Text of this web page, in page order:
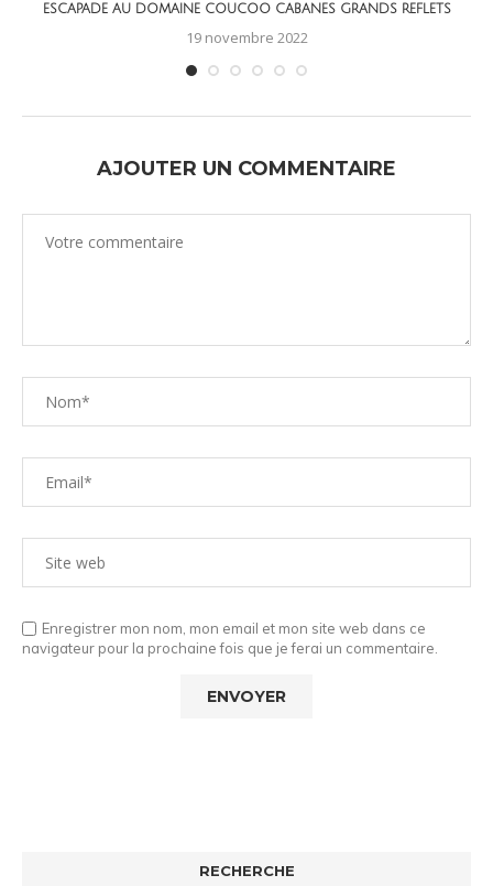
ESCAPADE AU DOMAINE COUCOO CABANES GRANDS REFLETS
19 novembre 2022
AJOUTER UN COMMENTAIRE
Enregistrer mon nom, mon email et mon site web dans ce
navigateur pour la prochaine fois que je ferai un commentaire.
RECHERCHE